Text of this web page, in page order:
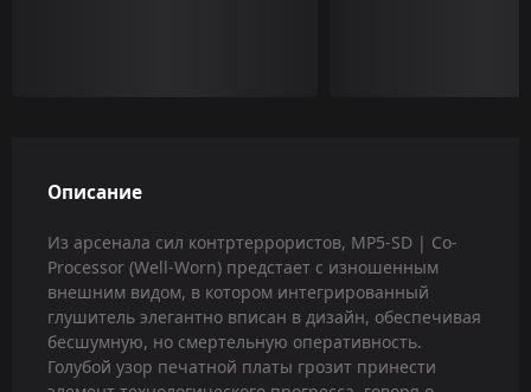
Описание
Из арсенала сил контртеррористов, MP5-SD | Co-
Processor (Well-Worn) предстает с изношенным
внешним видом, в котором интегрированный
глушитель элегантно вписан в дизайн, обеспечивая
бесшумную, но смертельную оперативность.
Голубой узор печатной платы грозит принести